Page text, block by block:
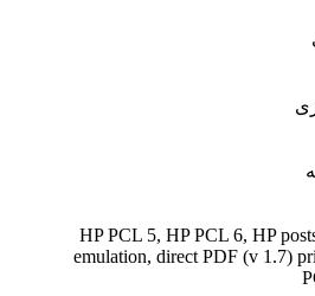
HP PCL 5, HP PCL 6, HP
emulation, direct PDF (v 1.7)